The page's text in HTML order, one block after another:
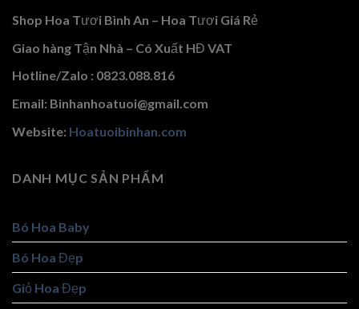
Shop Hoa Tươi Bình An – Hoa Tươi Giá Rẻ
Giao hàng Tận Nhà – Có Xuất HĐ VAT
Hotline/Zalo : 0823.088.816
Email: Binhanhoatuoi@gmail.com
Website: Hoatuoibinhan.com
DANH MỤC SẢN PHẨM
Bó Hoa Baby
Bó Hoa Đẹp
Giỏ Hoa Đẹp